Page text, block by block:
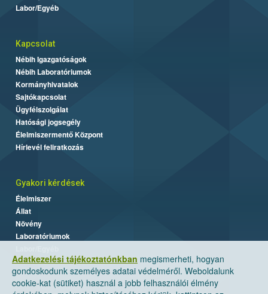
Adatkezelési tájékoztatónkban megismerheti, hogyan
gondoskodunk személyes adatai védelméről. Weboldalunk
cookie-kat (sütiket) használ a jobb felhasználói élmény
Labor/Egyéb
Kapcsolat
Nébih Igazgatóságok
Nébih Laboratóriumok
Kormányhivatalok
Sajtókapcsolat
Ügyfélszolgálat
Hatósági jogsegély
Élelmiszermentő Központ
Hírlevél feliratkozás
Gyakori kérdések
Élelmiszer
Állat
Növény
Laboratóriumok